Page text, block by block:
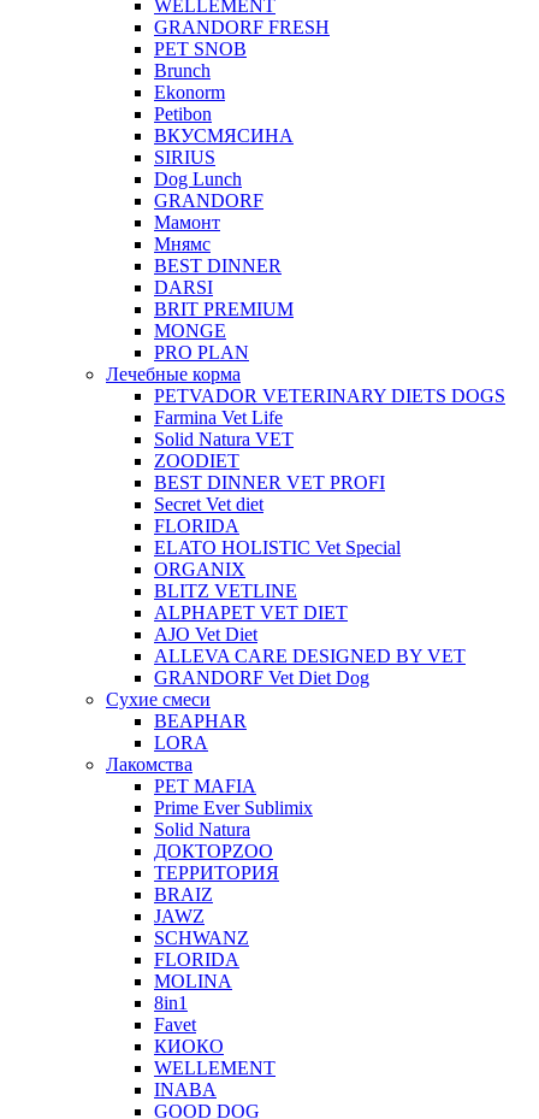
WELLEMENT
GRANDORF FRESH
PET SNOB
Brunch
Ekonorm
Petibon
ВКУСМЯСИНА
SIRIUS
Dog Lunch
GRANDORF
Мамонт
Мнямс
BEST DINNER
DARSI
BRIT PREMIUM
MONGE
PRO PLAN
Лечебные корма
PETVADOR VETERINARY DIETS DOGS
Farmina Vet Life
Solid Natura VET
ZOODIET
BEST DINNER VET PROFI
Secret Vet diet
FLORIDA
ELATO HOLISTIC Vet Special
ORGANIX
BLITZ VETLINE
ALPHAPET VET DIET
AJO Vet Diet
ALLEVA CARE DESIGNED BY VET
GRANDORF Vet Diet Dog
Сухие смеси
BEAPHAR
LORA
Лакомства
PET MAFIA
Prime Ever Sublimix
Solid Natura
ДОКТОРZOO
ТЕРРИТОРИЯ
BRAIZ
JAWZ
SCHWANZ
FLORIDA
MOLINA
8in1
Favet
КИОКО
WELLEMENT
INABA
GOOD DOG